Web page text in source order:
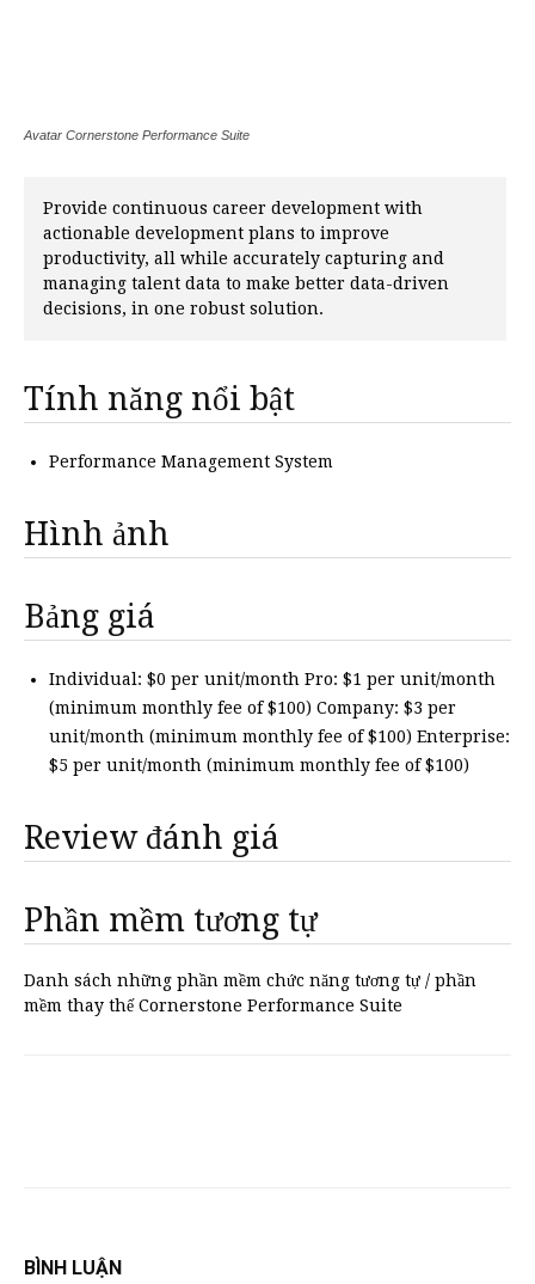
Avatar Cornerstone Performance Suite
Provide continuous career development with
actionable development plans to improve
productivity, all while accurately capturing and
managing talent data to make better data-driven
decisions, in one robust solution.
Tính năng nổi bật
Performance Management System
Hình ảnh
Bảng giá
Individual: $0 per unit/month Pro: $1 per unit/month
(minimum monthly fee of $100) Company: $3 per
unit/month (minimum monthly fee of $100) Enterprise:
$5 per unit/month (minimum monthly fee of $100)
Review đánh giá
Phần mềm tương tự
Danh sách những phần mềm chức năng tương tự / phần
mềm thay thế Cornerstone Performance Suite
BÌNH LUẬN